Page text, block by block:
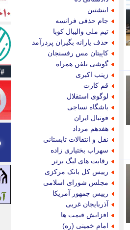
اینشتین
جام حذفی فرانسه
تیم ملی والیبال کوبا
حذف یارانه بگیران پردرآمد
کاپیتان مس رفسنجان
گوشی تلفن همراه
زینب اکبری
قم کارت
لوگوی استقلال
باشگاه نساجی
فوتبال ایران
هفدهم مرداد
نقل و انتقالات تابستانی
سهراب بختیاری زاده
رقابت های لیگ برتر
رییس کل بانک مرکزی
مجلس شورای اسلامی
رییس جمهور آمریکا
آذربایجان غربی
افزایش قیمت ها
امام خمینی (ره)